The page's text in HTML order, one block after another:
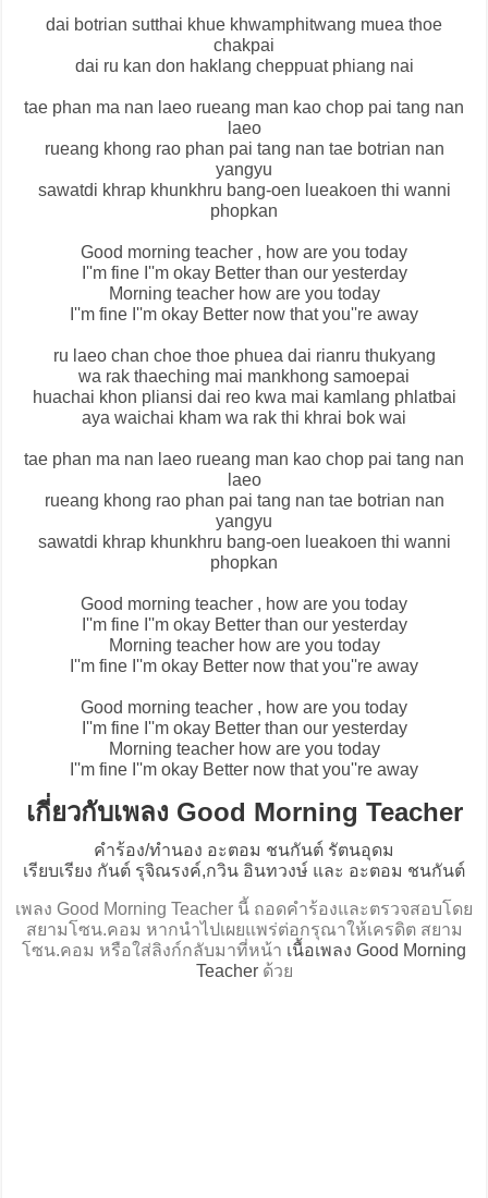
dai botrian sutthai khue khwamphitwang muea thoe
chakpai
dai ru kan don haklang cheppuat phiang nai
tae phan ma nan laeo rueang man kao chop pai tang nan
laeo
rueang khong rao phan pai tang nan tae botrian nan
yangyu
sawatdi khrap khunkhru bang-oen lueakoen thi wanni
phopkan
Good morning teacher , how are you today
I''m fine I''m okay Better than our yesterday
Morning teacher how are you today
I''m fine I''m okay Better now that you''re away
ru laeo chan choe thoe phuea dai rianru thukyang
wa rak thaeching mai mankhong samoepai
huachai khon pliansi dai reo kwa mai kamlang phlatbai
aya waichai kham wa rak thi khrai bok wai
tae phan ma nan laeo rueang man kao chop pai tang nan
laeo
rueang khong rao phan pai tang nan tae botrian nan
yangyu
sawatdi khrap khunkhru bang-oen lueakoen thi wanni
phopkan
Good morning teacher , how are you today
I''m fine I''m okay Better than our yesterday
Morning teacher how are you today
I''m fine I''m okay Better now that you''re away
Good morning teacher , how are you today
I''m fine I''m okay Better than our yesterday
Morning teacher how are you today
I''m fine I''m okay Better now that you''re away
เกี่ยวกับเพลง Good Morning Teacher
คำร้อง/ทำนอง อะตอม ชนกันต์ รัตนอุดม
เรียบเรียง กันต์ รุจิณรงค์,กวิน อินทวงษ์ และ อะตอม ชนกันต์
เพลง Good Morning Teacher นี้ ถอดคำร้องและตรวจสอบโดย
สยามโซน.คอม หากนำไปเผยแพร่ต่อกรุณาให้เครดิต สยาม
โซน.คอม หรือใส่ลิงก์กลับมาที่หน้า เนื้อเพลง Good Morning
Teacherด้วย